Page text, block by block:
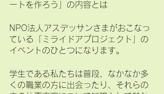
ートを作ろう」の内容とは
NPO法人アスデッサンさまがおこなっ
ている「ミライドアプロジェクト」の
イベントのひとつになります。
学生である私たちは普段、なかなか多
くの職業の方に出会ったり、それらの